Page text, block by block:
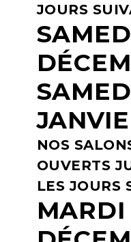
JOURS
NOS
OUVERTS
LES JOURS
MARDI